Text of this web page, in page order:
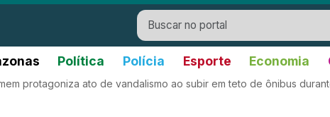
Política Polícia Esporte Economia
protagoniza ato de vandalismo ao subir em teto de ônibus